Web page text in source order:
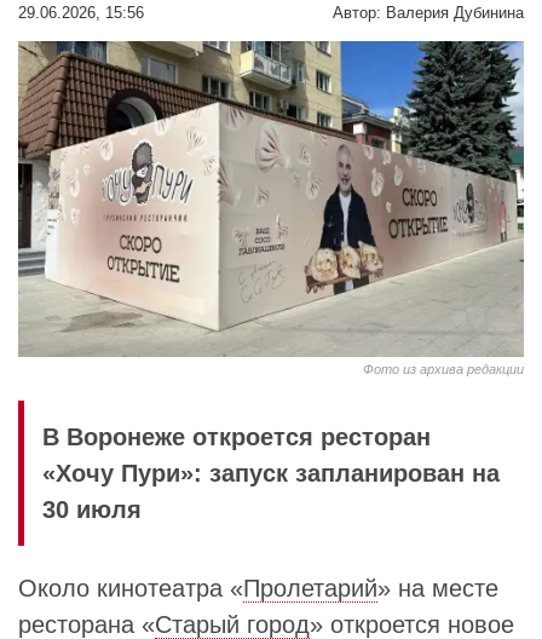
29.06.2026, 15:56 Автор: Валерия Дубинина
Фото из архива редакции
В Воронеже откроется ресторан
«Хочу Пури»: запуск запланирован на
30 июля
Около кинотеатра «Пролетарий» на месте
ресторана «Старый город» откроется новое